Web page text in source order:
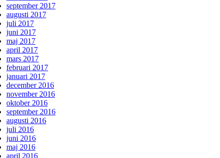
september 2017
augusti 2017
juli 2017
juni 2017
maj 2017
april 2017
mars 2017
februari 2017
januari 2017
december 2016
november 2016
oktober 2016
september 2016
augusti 2016
juli 2016
juni 2016
maj 2016
april 2016